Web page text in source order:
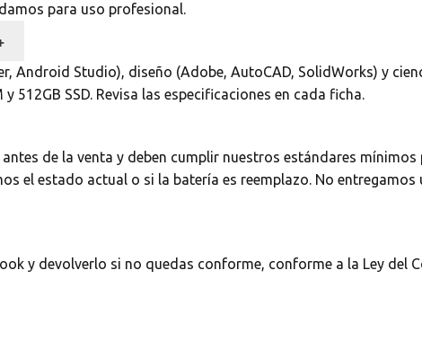
para uso profesional.
Android Studio), diseño (Adobe, AutoCAD, SolidWorks) y
512GB SSD. Revisa las especificaciones en cada ficha.
de la venta y deben cumplir nuestros estándares
el estado actual o si la batería es reemplazo. No
y devolverlo si no quedas conforme, conforme a la Ley del